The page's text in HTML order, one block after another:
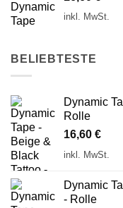
inkl. MwSt.
BELIEBTESTE
Dynamic
Rolle
16,60 €
inkl. MwSt.
Dynamic
- Rolle